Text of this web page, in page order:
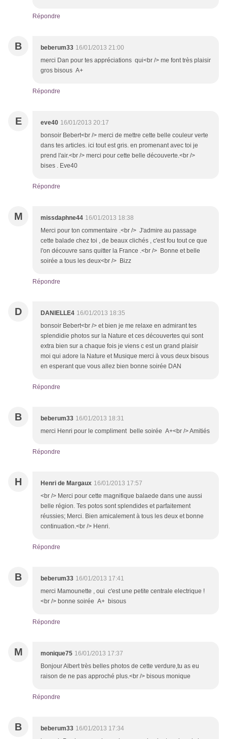
Répondre
B beberum33 16/01/2013 21:00
merci Dan pour tes appréciations qui<br /> me font très plaisir
gros bisous A+
Répondre
E eve40 16/01/2013 20:17
bonsoir Bebert<br /> merci de mettre cette belle couleur verte
dans tes articles. ici tout est gris. en promenant avec toi je
prend l'air.<br /> merci pour cette belle découverte.<br />
bises . Eve40
Répondre
M missdaphne44 16/01/2013 18:38
Merci pour ton commentaire .<br /> J'admire au passage
cette balade chez toi , de beaux clichés , c'est fou tout ce que
l'on découvre sans quitter la France .<br /> Bonne et belle
soirée a tous les deux<br /> Bizz
Répondre
D DANIELLE4 16/01/2013 18:35
bonsoir Bebert<br /> et bien je me relaxe en admirant tes
splendidie photos sur la Nature et ces découvertes qui sont
extra bien sur a chaque fois je viens c est un grand plaisir
moi qui adore la Nature et Musique merci à vous deux bisous
en esperant que vous allez bien bonne soirée DAN
Répondre
B beberum33 16/01/2013 18:31
merci Henri pour le compliment belle soirée A+<br /> Amitiés
Répondre
H Henri de Margaux 16/01/2013 17:57
<br /> Merci pour cette magnifique balaede dans une aussi
belle région. Tes potos sont splendides et parfaitement
réussies; Merci. Bien amicalement à tous les deux et bonne
continuation.<br /> Henri.
Répondre
B beberum33 16/01/2013 17:41
merci Mamounette , oui c'est une petite centrale electrique !
<br /> bonne soirée A+ bisous
Répondre
M monique75 16/01/2013 17:37
Bonjour Albert très belles photos de cette verdure,tu as eu
raison de ne pas approché plus.<br /> bisous monique
Répondre
B beberum33 16/01/2013 17:34